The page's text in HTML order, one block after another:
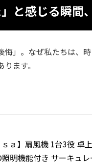
と感じる瞬間
」。なぜ私たちは、
ます。
ｓａ】扇風機 1台3役 卓
照明機能付き サーキュ